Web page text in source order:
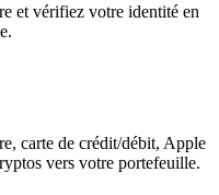
et vérifiez votre identité en
carte de crédit/débit, Apple
vers votre portefeuille.